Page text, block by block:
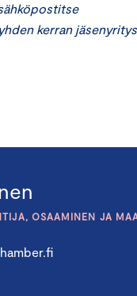
kerran
OSAAMINEN JA